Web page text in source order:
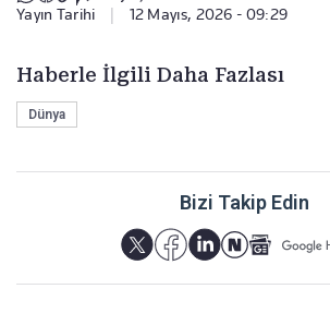
Yayın Tarihi | 12 Mayıs, 2026 - 09:29
Haberle İlgili Daha Fazlası
Dünya
Bizi Takip Edin